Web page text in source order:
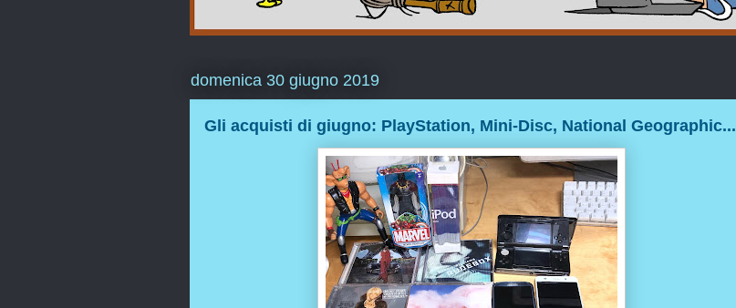
domenica 30 giugno 2019
Gli acquisti di giugno: PlayStation, Mini-Disc, National Geographic...